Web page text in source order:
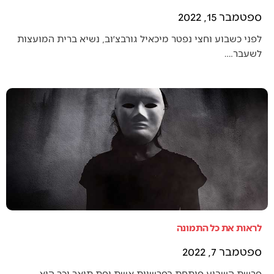
ספטמבר 15, 2022
לפני כשבוע וחצי נפטר מיכאיל גורבצ׳וב, נשיא ברית המועצות
לשעבר.…
לראות את כל התמונה
ספטמבר 7, 2022